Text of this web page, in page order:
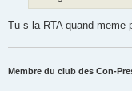
Tu s la RTA quand meme
Membre du club des Con-